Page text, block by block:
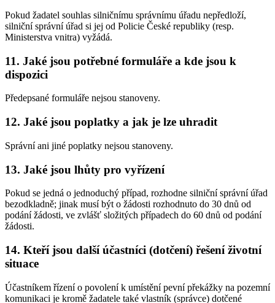
Pokud žadatel souhlas silničnímu správnímu úřadu nepředloží,
silniční správní úřad si jej od Policie České republiky (resp.
Ministerstva vnitra) vyžádá.
11. Jaké jsou potřebné formuláře a kde jsou k
dispozici
Předepsané formuláře nejsou stanoveny.
12. Jaké jsou poplatky a jak je lze uhradit
Správní ani jiné poplatky nejsou stanoveny.
13. Jaké jsou lhůty pro vyřízení
Pokud se jedná o jednoduchý případ, rozhodne silniční správní úřad
bezodkladně; jinak musí být o žádosti rozhodnuto do 30 dnů od
podání žádosti, ve zvlášť složitých případech do 60 dnů od podání
žádosti.
14. Kteří jsou další účastníci (dotčení) řešení životní
situace
Účastníkem řízení o povolení k umístění pevní překážky na pozemní
komunikaci je kromě žadatele také vlastník (správce) dotčené